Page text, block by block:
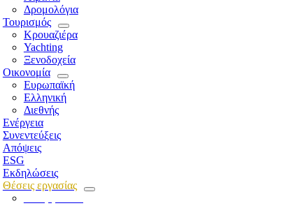
Δρομολόγια
Τουρισμός
Κρουαζιέρα
Yachting
Ξενοδοχεία
Οικονομία
Ευρωπαϊκή
Ελληνική
Διεθνής
Ενέργεια
Συνεντεύξεις
Απόψεις
ESG
Εκδηλώσεις
Θέσεις εργασίας